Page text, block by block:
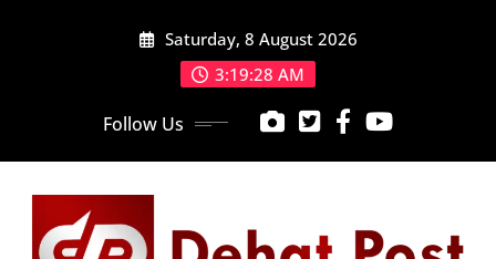
Saturday, 8 August 2026
3:19:29 AM
Follow Us